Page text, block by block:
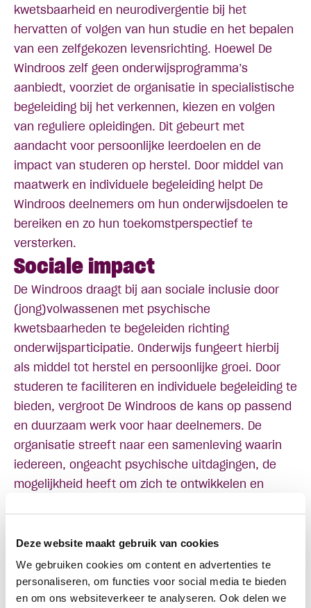
Deze website maakt gebruik van cookies
We gebruiken cookies om content en advertenties te
personaliseren, om functies voor social media te bieden
en om ons websiteverkeer te analyseren. Ook delen we
kwetsbaarheid en neurodivergentie bij het
hervatten of volgen van hun studie en het bepalen
van een zelfgekozen levensrichting. Hoewel De
Windroos zelf geen onderwijsprogramma’s
aanbiedt, voorziet de organisatie in specialistische
begeleiding bij het verkennen, kiezen en volgen
van reguliere opleidingen. Dit gebeurt met
aandacht voor persoonlijke leerdoelen en de
impact van studeren op herstel. Door middel van
maatwerk en individuele begeleiding helpt De
Windroos deelnemers om hun onderwijsdoelen te
bereiken en zo hun toekomstperspectief te
versterken.
Sociale impact
De Windroos draagt bij aan sociale inclusie door
(jong)volwassenen met psychische
kwetsbaarheden te begeleiden richting
onderwijsparticipatie. Onderwijs fungeert hierbij
als middel tot herstel en persoonlijke groei. Door
studeren te faciliteren en individuele begeleiding te
bieden, vergroot De Windroos de kans op passend
en duurzaam werk voor haar deelnemers. De
organisatie streeft naar een samenleving waarin
iedereen, ongeacht psychische uitdagingen, de
mogelijkheid heeft om zich te ontwikkelen en
Meer informatie
Bezoekonze websiteof neem contact op via
info@dewindroos.com. Voor telefonische